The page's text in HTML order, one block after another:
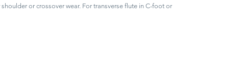
or crossover wear. For transverse flute in C-foot or